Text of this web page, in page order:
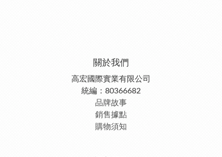
關於我們
高宏國際實業有限公司
統編：80366682
品牌故事
銷售據點
購物須知